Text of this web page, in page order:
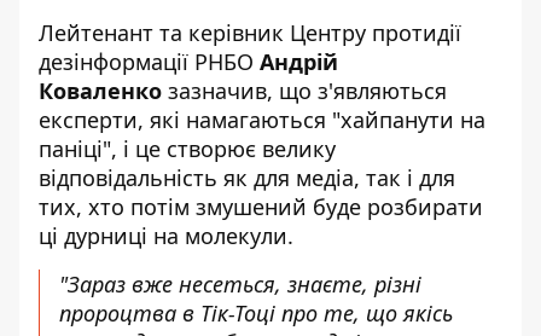
Лейтенант та керівник Центру протидії
дезінформації РНБО Андрій
Коваленко зазначив, що з'являються
експерти, які намагаються "хайпанути на
паніці", і це створює велику
відповідальність як для медіа, так і для
тих, хто потім змушений буде розбирати
ці дурниці на молекули.
"Зараз вже несеться, знаєте, різні
пророцтва в Тік-Тоці про те, що якісь